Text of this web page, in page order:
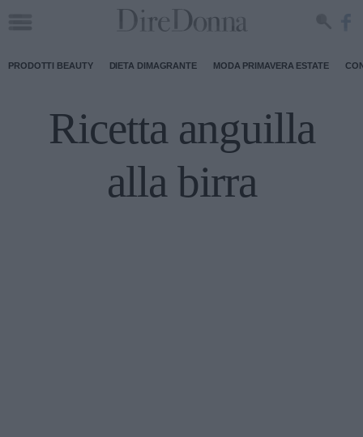
PRODOTTI BEAUTY DIETA DIMAGRANTE MODA PRIMAVERA ESTATE
Ricetta anguilla
alla birra